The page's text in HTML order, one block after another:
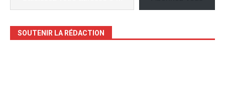
SOUTENIR LA RÉDACTION